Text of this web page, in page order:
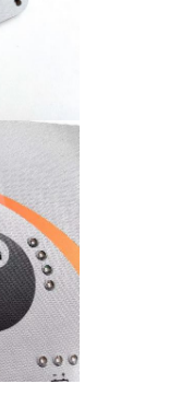
Pengesan